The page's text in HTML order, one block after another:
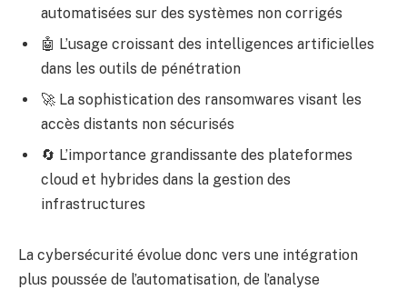
automatisées sur des systèmes non corrigés
🤖 L’usage croissant des intelligences artificielles
dans les outils de pénétration
🚀 La sophistication des ransomwares visant les
accès distants non sécurisés
🔄 L’importance grandissante des plateformes
cloud et hybrides dans la gestion des
infrastructures
La cybersécurité évolue donc vers une intégration
plus poussée de l’automatisation, de l’analyse